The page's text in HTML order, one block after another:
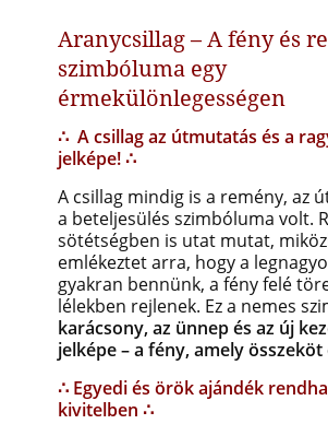
Aranycsillag – A fény és
szimbóluma egy
érmekülönlegességen
∴ A csillag az útmutatás és a
jelképe! ∴
A csillag mindig is a remény, az
a beteljesülés szimbóluma volt.
sötétségben is utat mutat,
emlékeztet arra, hogy a
gyakran bennünk, a fény felé
lélekben rejlenek. Ez a nemes
karácsony, az ünnep és az új
jelképe – a fény, amely
∴ Egyedi és örök ajándék
kivitelben ∴